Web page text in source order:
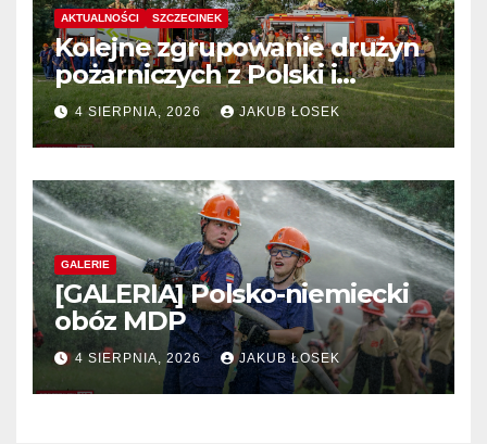
AKTUALNOŚCI SZCZECINEK
Kolejne zgrupowanie drużyn
pożarniczych z Polski i
Niemiec w regionie
4 SIERPNIA, 2026 JAKUB ŁOSEK
GALERIE
[GALERIA] Polsko-niemiecki
obóz MDP
4 SIERPNIA, 2026 JAKUB ŁOSEK